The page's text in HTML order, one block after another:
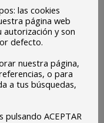
abril 6, 2022
trabajos sobre
Plástica
planteado un
ha sido dar a
de
2030 de la
las cookies
página web
autorización y son
defecto.
nuestra página,
o para
a tus búsquedas,
ACEPTAR